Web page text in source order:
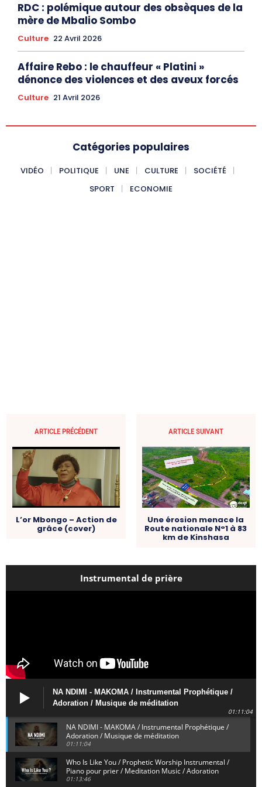
RDC : polémique autour des obsèques de la
mère de Mbalio Sombo
Culture 22 Avril 2026
Affaire Rebo : le chauffeur « Platini »
dénonce des violences et des aveux forcés
Culture 21 Avril 2026
Catégories populaires
VIDÉO POLITIQUE UNE CULTURE
SOCIÉTÉ
SPORT
ECONOMIE
ARTICLE PRÉCÉDENT
L’or Mbongo – Action de
grâce (cover)
ARTICLE SUIVANT
Une érosion menace la
Route nationale N°1 à 83
km de Kinshasa
Instrumental de prière
NA NDIMI - MAKOMA / Instrumental Prophétique /
Adoration / Musique de méditation
01:11:04
NA NDIMI - MAKOMA / Instrumental Prophétique /
Adoration / Musique de méditation
01:11:04
Who Is Like You / Prophetic Worship Instrumental /
Piano pour prier / Meditation Music / Adoration
01:13:46